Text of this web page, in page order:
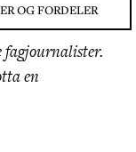
OG FORDELER
fagjournalister.
en